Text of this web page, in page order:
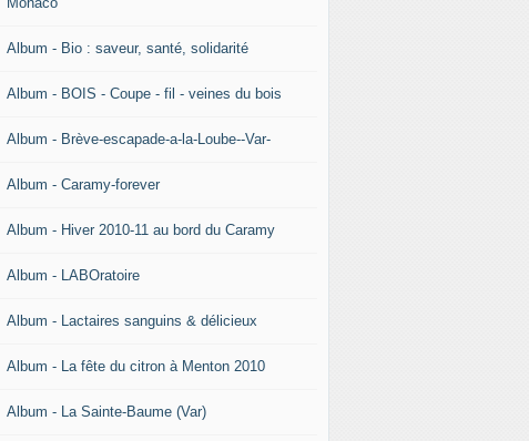
Album - Bio : saveur, santé, solidarité
Album - BOIS - Coupe - fil - veines du bois
Album - Brève-escapade-a-la-Loube--Var-
Album - Caramy-forever
Album - Hiver 2010-11 au bord du Caramy
Album - LABOratoire
Album - Lactaires sanguins & délicieux
Album - La fête du citron à Menton 2010
Album - La Sainte-Baume (Var)